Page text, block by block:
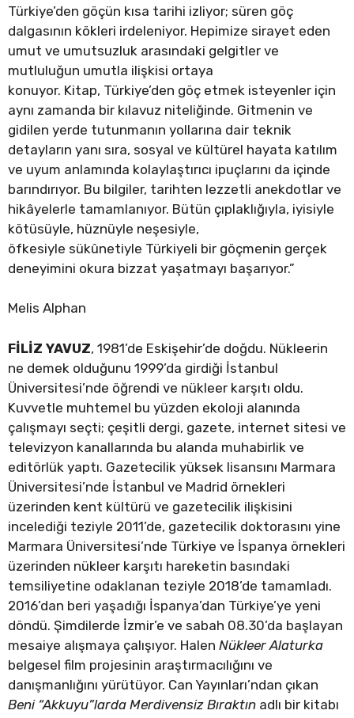
Türkiye’den göçün kısa tarihi izliyor; süren göç
dalgasının kökleri irdeleniyor. Hepimize sirayet eden
umut ve umutsuzluk arasındaki gelgitler ve
mutluluğun umutla ilişkisi ortaya
konuyor. Kitap, Türkiye’den göç etmek isteyenler için
aynı zamanda bir kılavuz niteliğinde. Gitmenin ve
gidilen yerde tutunmanın yollarına dair teknik
detayların yanı sıra, sosyal ve kültürel hayata katılım
ve uyum anlamında kolaylaştırıcı ipuçlarını da içinde
barındırıyor. Bu bilgiler, tarihten lezzetli anekdotlar ve
hikâyelerle tamamlanıyor. Bütün çıplaklığıyla, iyisiyle
kötüsüyle, hüznüyle neşesiyle,
öfkesiyle sükûnetiyle Türkiyeli bir göçmenin gerçek
deneyimini okura bizzat yaşatmayı başarıyor.”
Melis Alphan
FİLİZ YAVUZ, 1981’de Eskişehir’de doğdu. Nükleerin
ne demek olduğunu 1999’da girdiği İstanbul
Üniversitesi’nde öğrendi ve nükleer karşıtı oldu.
Kuvvetle muhtemel bu yüzden ekoloji alanında
çalışmayı seçti; çeşitli dergi, gazete, internet sitesi ve
televizyon kanallarında bu alanda muhabirlik ve
editörlük yaptı. Gazetecilik yüksek lisansını Marmara
Üniversitesi’nde İstanbul ve Madrid örnekleri
üzerinden kent kültürü ve gazetecilik ilişkisini
incelediği teziyle 2011’de, gazetecilik doktorasını yine
Marmara Üniversitesi’nde Türkiye ve İspanya örnekleri
üzerinden nükleer karşıtı hareketin basındaki
temsiliyetine odaklanan teziyle 2018’de tamamladı.
2016’dan beri yaşadığı İspanya’dan Türkiye’ye yeni
döndü. Şimdilerde İzmir’e ve sabah 08.30’da başlayan
mesaiye alışmaya çalışıyor. Halen Nükleer Alaturka
belgesel film projesinin araştırmacılığını ve
danışmanlığını yürütüyor. Can Yayınları’ndan çıkan
Beni “Akkuyu”larda Merdivensiz Bıraktın adlı bir kitabı